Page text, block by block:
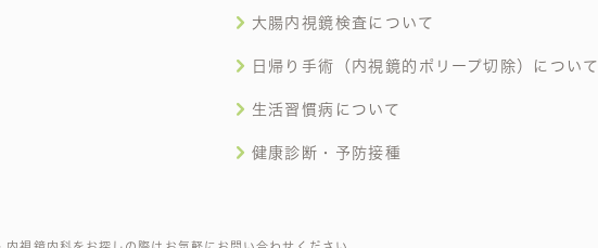
大腸内視鏡検査について
日帰り手術（内視鏡的ポリープ切除）について
生活習慣病について
健康診断・予防接種